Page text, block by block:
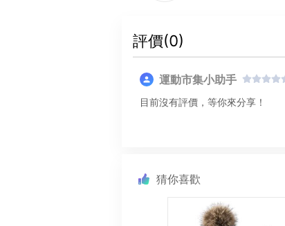
評價(0)
運動市集小助手
目前沒有評價，等你來分享！
猜你喜歡